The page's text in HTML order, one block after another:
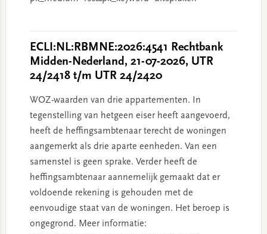
ECLI:NL:RBMNE:2026:4541 Rechtbank
Midden-Nederland, 21-07-2026, UTR
24/2418 t/m UTR 24/2420
WOZ-waarden van drie appartementen. In
tegenstelling van hetgeen eiser heeft aangevoerd,
heeft de heffingsambtenaar terecht de woningen
aangemerkt als drie aparte eenheden. Van een
samenstel is geen sprake. Verder heeft de
heffingsambtenaar aannemelijk gemaakt dat er
voldoende rekening is gehouden met de
eenvoudige staat van de woningen. Het beroep is
ongegrond. Meer informatie: